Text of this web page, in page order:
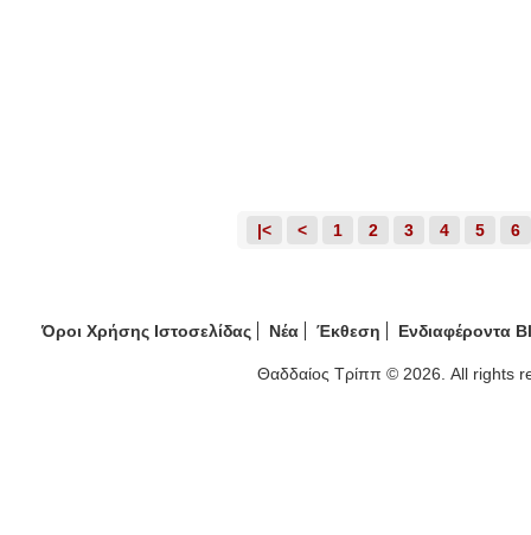
|< < 1 2 3 4 5 6
Όροι Χρήσης Ιστοσελίδας Νέα Έκθεση Ενδιαφέροντα
Θαδδαίος Τρίππ © 2026. All rights